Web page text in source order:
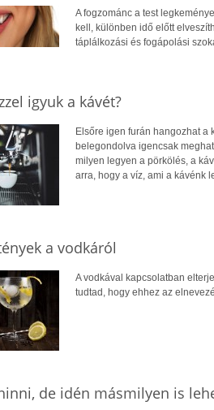
A fogzománc a test
kell, különben idő előtt
táplálkozási és fogápolási
igyuk a kávét?
Elsőre igen furán hangozhat a
belegondolva igencsak
milyen legyen a pörkölés, a
arra, hogy a víz, ami a kávénk
a vodkáról
A vodkával kapcsolatban
tudtad, hogy ehhez az
de idén másmilyen is